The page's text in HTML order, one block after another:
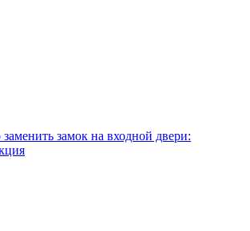
замок на входной двери: